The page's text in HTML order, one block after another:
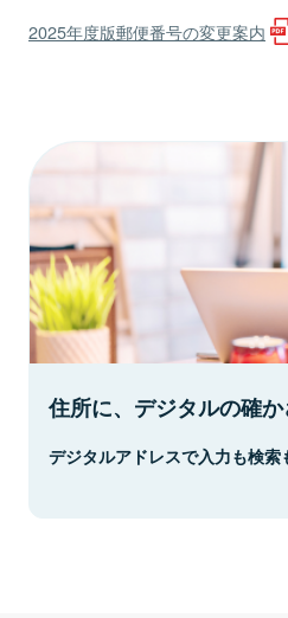
2025年度版郵便番号の変更案内
住所に、デジタルの確か
デジタルアドレスで入力も検索